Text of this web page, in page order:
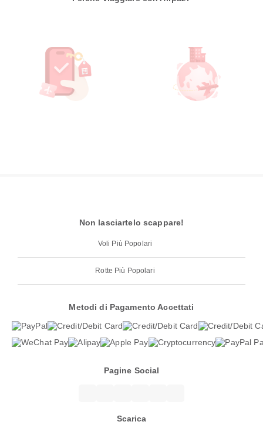
Non lasciartelo scappare!
Voli Più Popolari
Rotte Più Popolari
Metodi di Pagamento Accettati
Pagine Social
Scarica